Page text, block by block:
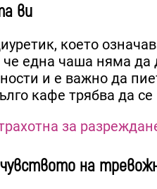
ви
което
една чаша няма да
и е важно да
кафе трябва да
за
на